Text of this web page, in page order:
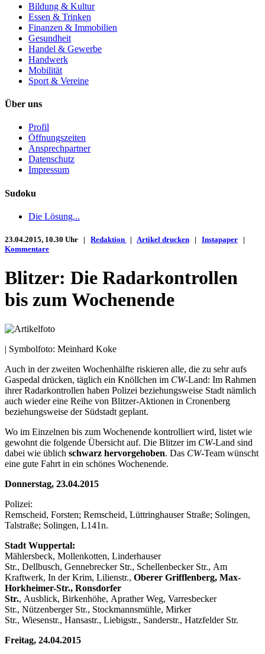
Bildung & Kultur
Essen & Trinken
Finanzen & Immobilien
Gesundheit
Handel & Gewerbe
Handwerk
Mobilität
Sport & Vereine
Über uns
Profil
Öffnungszeiten
Ansprechpartner
Datenschutz
Impressum
Sudoku
Die Lösung...
23.04.2015, 10.30 Uhr | Redaktion | Artikel drucken | Instapaper |
Kommentare
Blitzer: Die Radarkontrollen
bis zum Wochenende
| Symbolfoto: Meinhard Koke
Auch in der zweiten Wochenhälfte riskieren alle, die zu sehr aufs
Gaspedal drücken, täglich ein Knöllchen im CW-Land: Im Rahmen
ihrer Radarkontrollen haben Polizei beziehungsweise Stadt nämlich
auch wieder eine Reihe von Blitzer-Aktionen in Cronenberg
beziehungsweise der Südstadt geplant.
Wo im Einzelnen bis zum Wochenende kontrolliert wird, listet wie
gewohnt die folgende Übersicht auf. Die Blitzer im CW-Land sind
dabei wie üblich schwarz hervorgehoben. Das CW-Team wünscht
eine gute Fahrt in ein schönes Wochenende.
Donnerstag, 23.04.2015
Polizei:
Remscheid, Forsten; Remscheid, Lüttringhauser Straße; Solingen,
Talstraße; Solingen, L141n.
Stadt Wuppertal:
Mählersbeck, Mollenkotten, Linderhauser
Str., Dellbusch, Gennebrecker Str., Schellenbecker Str., Am
Kraftwerk, In der Krim, Lilienstr., Oberer Grifflenberg, Max-
Horkheimer-Str., Ronsdorfer
Str., Ausblick, Birkenhöhe, Aprather Weg, Varresbecker
Str., Nützenberger Str., Stockmannsmühle, Mirker
Str., Wiesenstr., Hansastr., Liebigstr., Sanderstr., Hatzfelder Str.
Freitag, 24.04.2015